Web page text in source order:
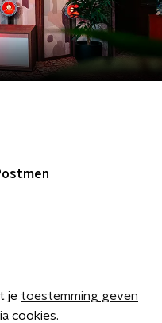
je toestemming geven
cookies.